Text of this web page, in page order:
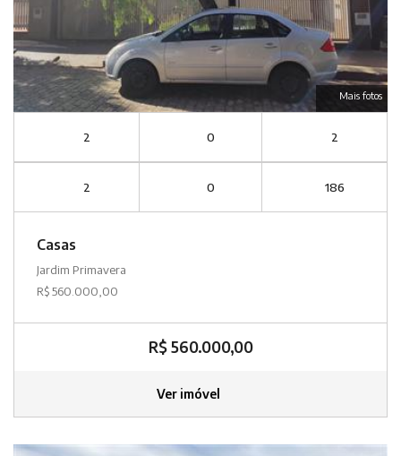
Mais fotos
2 0 2
2 0 186
Casas
Jardim Primavera
R$ 560.000,00
R$ 560.000,00
Ver imóvel